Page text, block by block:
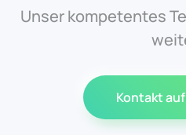
Unser kompetentes
Kontakt